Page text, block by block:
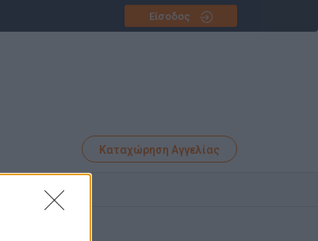
Είσοδος
Καταχώρηση Αγγελίας